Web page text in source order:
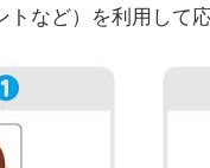
トなど）を利用して